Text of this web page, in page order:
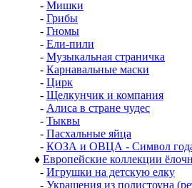
- Мишки
- Грибы
- Гномы
- Ели-пили
- Музыкальная страничка
- Карнавальные маски
- Цирк
- Щелкунчик и компания
- Алиса в стране чудес
- Тыквы
- Пасхальные яйца
- КОЗА и ОВЦА - Символ
♦ Европейские коллекции
- Игрушки на детскую елку
- Украшения из полистоуна